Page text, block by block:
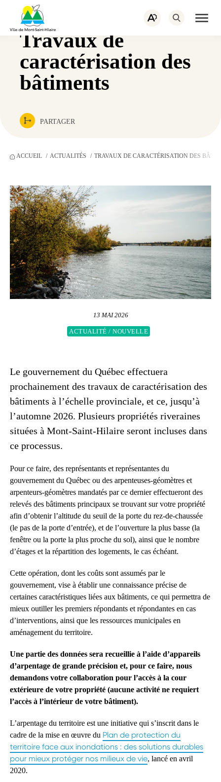
Ouvrez
Ouvrir
la
Travaux de
caractérisation des
bâtiments
PARTAGER
ACCUEIL ACTUALITÉS TRAVAUX DE CARACTÉRISATION DES
13 MAI 2026
ACTUALITÉ / NOUVELLE
Le gouvernement du Québec effectuera
prochainement des travaux de caractérisation des
bâtiments à l’échelle provinciale, et ce, jusqu’à
l’automne 2026. Plusieurs propriétés riveraines
situées à Mont-Saint-Hilaire seront incluses dans
ce processus.
Pour ce faire, des représentants et représentantes du
gouvernement du Québec ou des arpenteuses-géomètres et
arpenteurs-géomètres mandatés par ce dernier effectueront des
relevés des bâtiments principaux se trouvant sur votre propriété
afin d’obtenir l’altitude du seuil de la porte du rez-de-chaussée
(le pas de la porte d’entrée), et de l’ouverture la plus basse (la
fenêtre ou la porte la plus proche du sol), ainsi que le nombre
d’étages et la répartition des logements, le cas échéant.
Cette opération, dont les coûts sont assumés par le
gouvernement, vise à établir une connaissance précise de
certaines caractéristiques liées aux bâtiments, ce qui permettra de
mieux outiller les premiers répondants et répondantes en cas
d’interventions, ainsi que les ressources municipales en
aménagement du territoire.
Une partie des données sera recueillie à l’aide d’appareils
d’arpentage de grande précision et, pour ce faire, nous
demandons votre collaboration pour l’accès à la cour
extérieure de votre propriété (aucune activité ne requiert
l’accès à l’intérieur de votre bâtiment).
L’arpentage du territoire est une initiative qui s’inscrit dans le
cadre de la mise en œuvre du Plan de protection du
territoire face aux inondations : des solutions durables
pour mieux protéger nos milieux de vie, lancé en avril
2020.